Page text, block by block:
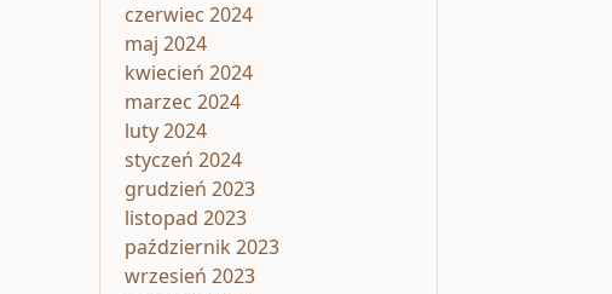
czerwiec 2024
maj 2024
kwiecień 2024
marzec 2024
luty 2024
styczeń 2024
grudzień 2023
listopad 2023
październik 2023
wrzesień 2023